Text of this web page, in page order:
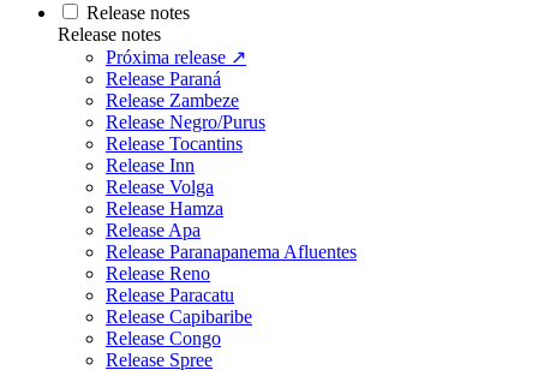
Release notes
Release notes
Próxima release ↗
Release Paraná
Release Zambeze
Release Negro/Purus
Release Tocantins
Release Inn
Release Volga
Release Hamza
Release Apa
Release Paranapanema Afluentes
Release Reno
Release Paracatu
Release Capibaribe
Release Congo
Release Spree